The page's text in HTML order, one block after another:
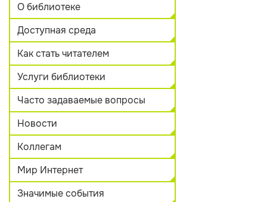
О библиотеке
Доступная среда
Как стать читателем
Услуги библиотеки
Часто задаваемые вопросы
Новости
Коллегам
Мир Интернет
Значимые события